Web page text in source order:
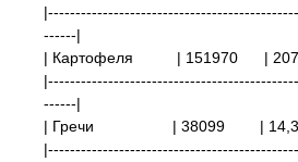
------|
| Картофеля
| 151970 |
------|
| Гречи
| 38099 |